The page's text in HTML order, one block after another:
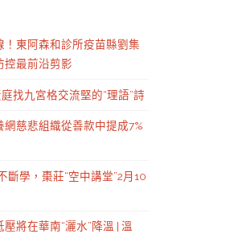
東阿森和診所疫苗縣劉集
控最前沿剪影
庭找九宮格交流堅的“理語”詩
慈悲組織從善款中提成7%
學，棗莊“空中講堂”2月10
將在華南“灑水”降溫 | 溫